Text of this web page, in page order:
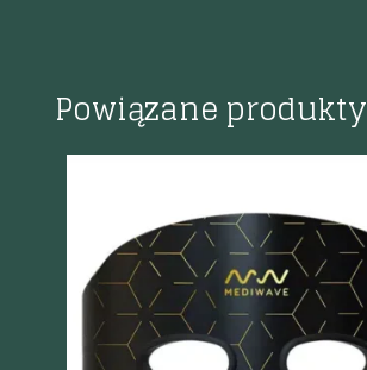
Powiązane produkty